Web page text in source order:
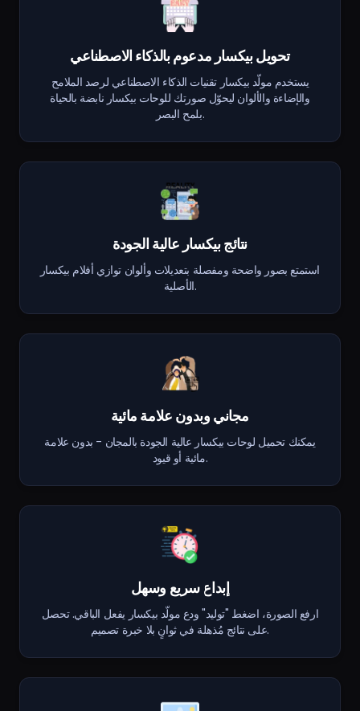
تحويل بيكسار مدعوم بالذكاء الاصطناعي
يستخدم مولّد بيكسار تقنيات الذكاء الاصطناعي لرصد الملامح
والإضاءة والألوان ليحوّل صورتك للوحات بيكسار نابضة بالحياة
بلمح البصر.
نتائج بيكسار عالية الجودة
استمتع بصور واضحة ومفصلة بتعديلات وألوان توازي أفلام بيكسار
الأصلية.
مجاني وبدون علامة مائية
يمكنك تحميل لوحات بيكسار عالية الجودة بالمجان - بدون علامة
مائية أو قيود.
إبداع سريع وسهل
ارفع الصورة، اضغط "توليد" ودع مولّد بيكسار يفعل الباقي. تحصل
على نتائج مُذهلة في ثوانٍ بلا خبرة تصميم.